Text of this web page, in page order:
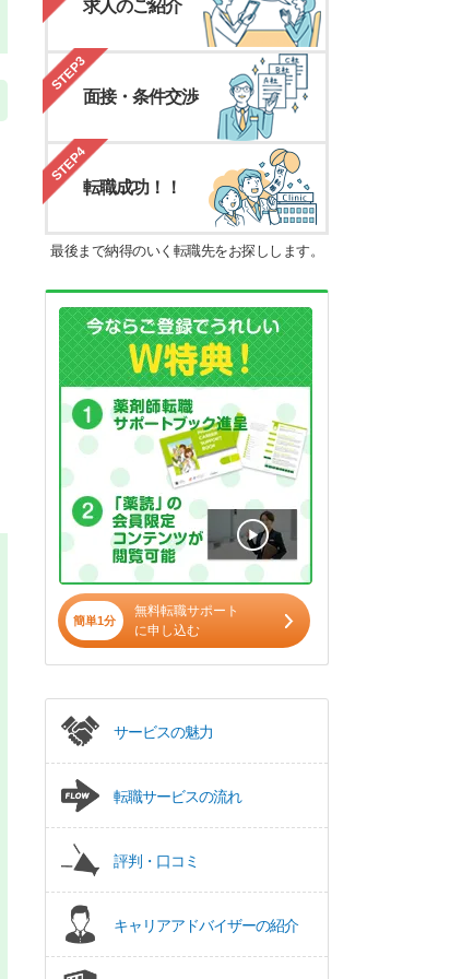
求人のご紹介
STEP3
面接・条件交渉
STEP4
転職成功！！
最後まで納得のいく転職先をお探しします。
簡単1分
無料転職サポート
に申し込む
サービスの魅力
転職サービスの流れ
評判・口コミ
キャリアアドバイザーの紹介